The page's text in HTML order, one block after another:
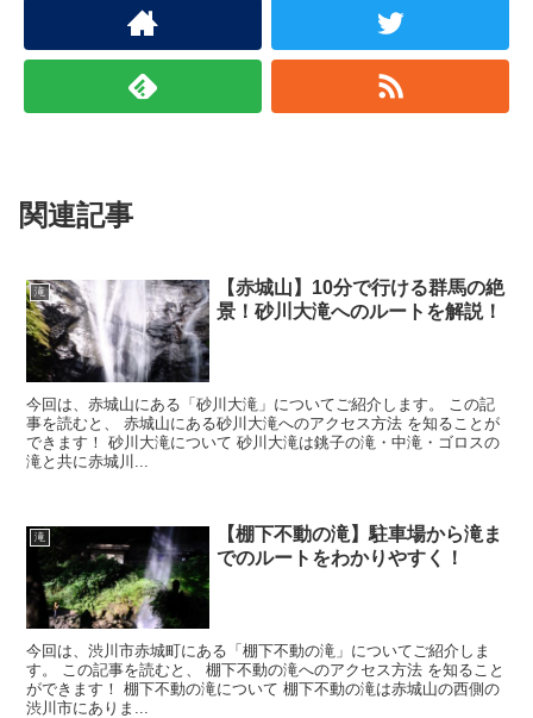
関連記事
滝
【赤城山】10分で行ける群馬の絶
景！砂川大滝へのルートを解説！
今回は、赤城山にある「砂川大滝」についてご紹介します。 この記
事を読むと、 赤城山にある砂川大滝へのアクセス方法 を知ることが
できます！ 砂川大滝について 砂川大滝は銚子の滝・中滝・ゴロスの
滝と共に赤城川...
滝
【棚下不動の滝】駐車場から滝ま
でのルートをわかりやすく！
今回は、渋川市赤城町にある「棚下不動の滝」についてご紹介しま
す。 この記事を読むと、 棚下不動の滝へのアクセス方法 を知ること
ができます！ 棚下不動の滝について 棚下不動の滝は赤城山の西側の
渋川市にありま...